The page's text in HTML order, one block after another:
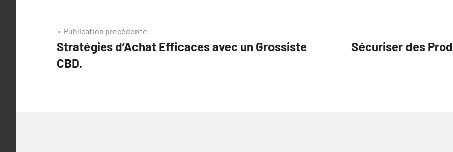
Navigation
de
l’article
Publication précédente
Stratégies d’Achat Efficaces avec un Grossiste
CBD.
Sécuriser des